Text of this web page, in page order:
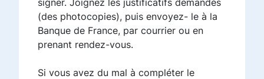
(des photocopies), puis envoyez- le à la
Banque de France, par courrier ou en
prenant rendez-vous.
Si vous avez du mal à compléter le